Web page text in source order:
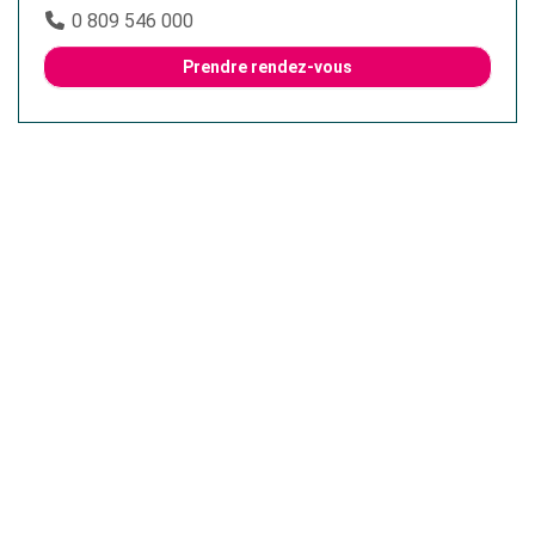
0 809 546 000
Prendre rendez-vous